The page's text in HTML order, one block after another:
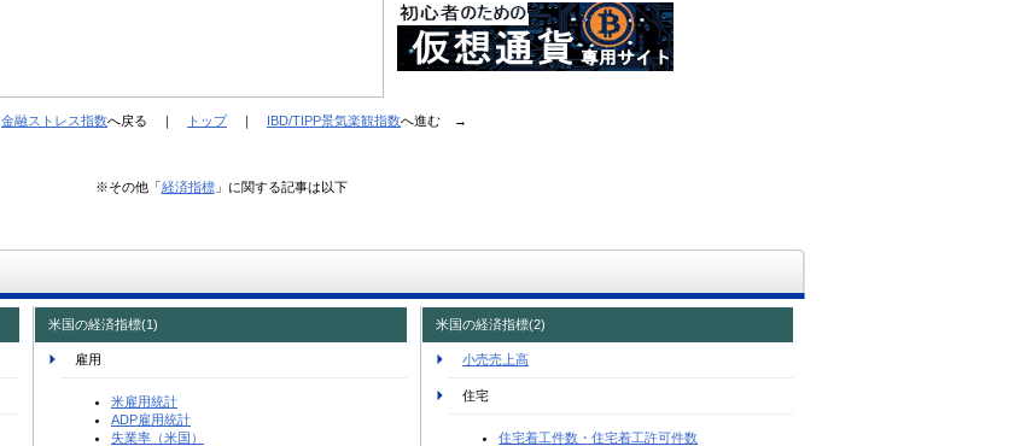
金融ストレス指数へ戻る ｜ トップ｜ IBD/TIPP景気楽観指数へ進む →
※その他「経済指標」に関する記事は以下
米国の経済指標(1)
雇用
米雇用統計
ADP雇用統計
失業率（米国）
米国の経済指標(2)
小売売上高
住宅
住宅着工件数・住宅着工許可件数